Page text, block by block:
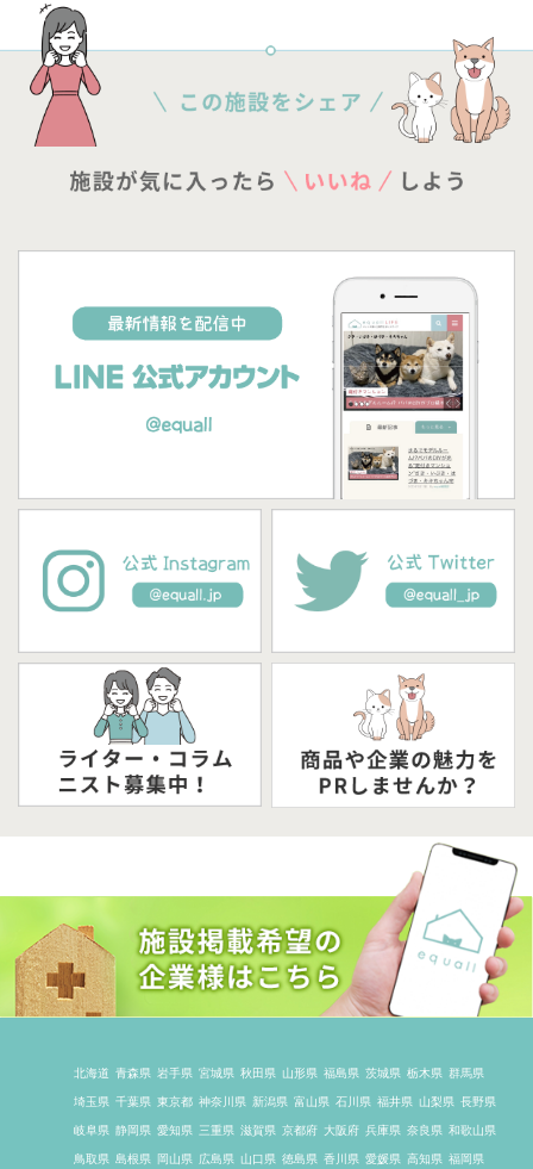
北海道 青森県 岩手県 宮城県 秋田県 山形県 福島県 茨城県 栃木県 群馬県
埼玉県 千葉県 東京都 神奈川県 新潟県 富山県 石川県 福井県 山梨県 長野県
岐阜県 静岡県 愛知県 三重県 滋賀県 京都府 大阪府 兵庫県 奈良県 和歌山県
鳥取県 島根県 岡山県 広島県 山口県 徳島県 香川県 愛媛県 高知県 福岡県